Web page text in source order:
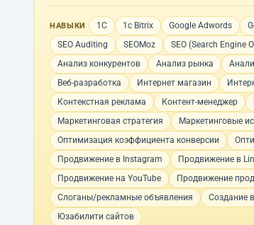
НАВЫКИ 1С 1с Bitrix Google Adwords
SEO Auditing
SEOMoz SEO (Search Engine
Анализ конкурентов
Анализ рынка
Веб-разработка
Интернет магазин
Контекстная реклама
Контент-менеджер
Маркетинговая стратегия
Маркетинговые
Оптимизация коэффициента конверсии
Продвижение в Instagram
Продвижение в
Продвижение на YouTube
Продвижение
Слоганы/рекламные объявления
Создание
Юзабилити сайтов